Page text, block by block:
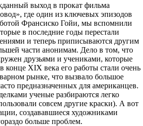
выход в прокат фильма
где один из ключевых эпизодов
Франсиско Гойи, мы вспомнили
в последние годы перестали
и теперь приписываются другим
части анонимам. Дело в том, что
друзьями и учениками, которые
конце XIX века его работы стали очень
рынке, что вызвало большое
предназначенных для американцев.
ученые разбираются легко
совсем другие краски). А вот
создававшиеся художниками
больше проблем.